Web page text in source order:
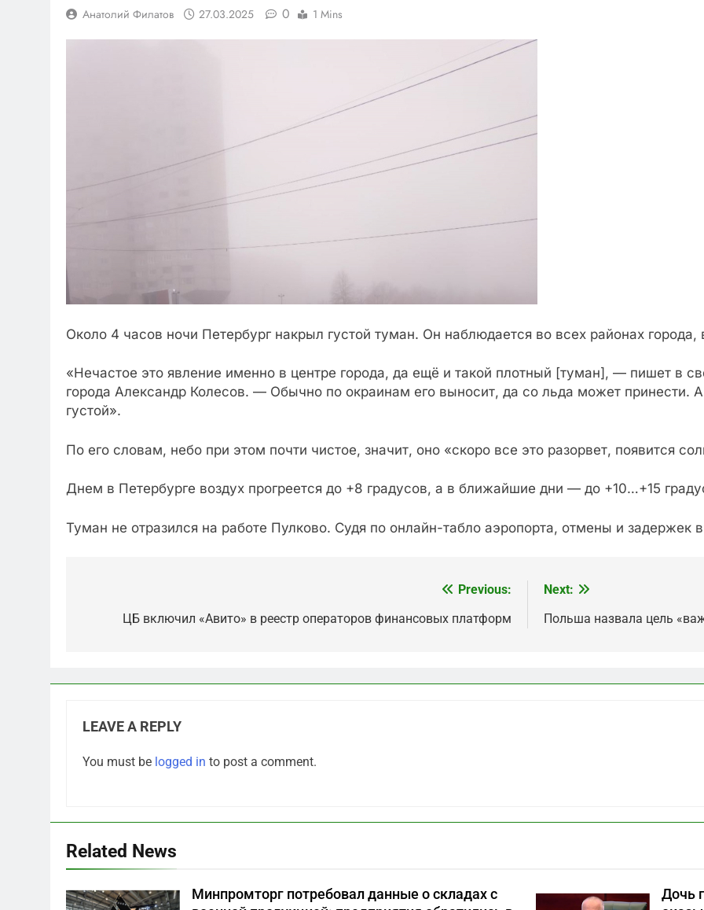
Анатолий Филатов 27.03.2025 0 1 Mins
Около 4 часов ночи Петербург накрыл густой туман. Он наблюдается во всех районах города,
«Нечастое это явление именно в центре города, да ещё и такой плотный [туман], — пишет в
города Александр Колесов. — Обычно по окраинам его выносит, да со льда может принести.
густой».
По его словам, небо при этом почти чистое, значит, оно «скоро все это разорвет, появится
Днем в Петербурге воздух прогреется до +8 градусов, а в ближайшие дни — до +10…+15
Туман не отразился на работе Пулково. Судя по онлайн-табло аэропорта, отмены и задержек
navigation
Previous:
ЦБ включил «Авито» в реестр операторов финансовых платформ
Next:
Польша назвала цель
LEAVE A REPLY
You must be logged in to post a comment.
Related News
Минпромторг потребовал данные о складах с
Дочь
5
Что происходит в
«для защиты Отечества»
6
«500-тонный беспилотник»
Что скрывает российский
САНКТ-ПЕТЕРБУРГ И ОБЛАСТЬ